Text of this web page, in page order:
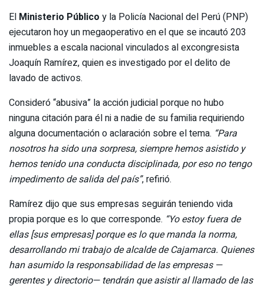
El Ministerio Público y la Policía Nacional del Perú (PNP)
ejecutaron hoy un megaoperativo en el que se incautó 203
inmuebles a escala nacional vinculados al excongresista
Joaquín Ramírez, quien es investigado por el delito de
lavado de activos.
Consideró “abusiva” la acción judicial porque no hubo
ninguna citación para él ni a nadie de su familia requiriendo
alguna documentación o aclaración sobre el tema. “Para
nosotros ha sido una sorpresa, siempre hemos asistido y
hemos tenido una conducta disciplinada, por eso no tengo
impedimento de salida del país”, refirió.
Ramírez dijo que sus empresas seguirán teniendo vida
propia porque es lo que corresponde. “Yo estoy fuera de
ellas [sus empresas] porque es lo que manda la norma,
desarrollando mi trabajo de alcalde de Cajamarca. Quienes
han asumido la responsabilidad de las empresas —
gerentes y directorio— tendrán que asistir al llamado de las